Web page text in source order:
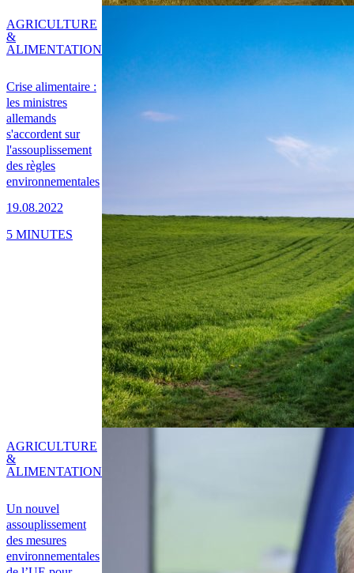
Crise alimentaire :
les ministres
allemands
s'accordent sur
l'assouplissement
des règles
environnementales
19.08.2022
AGRICULTURE
&
ALIMENTATION
5 MINUTES
Un nouvel
assouplissement
des mesures
environnementales
AGRICULTURE
&
ALIMENTATION